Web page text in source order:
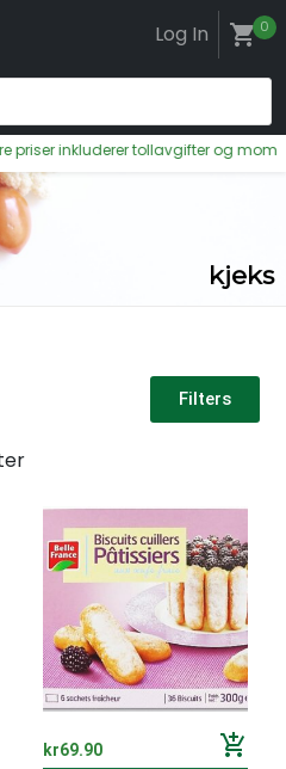
Log In 0
shopping_cart
inkluderer tollavgifter og moms
kjeks
Filters
kr69.90 add_shopping_cart